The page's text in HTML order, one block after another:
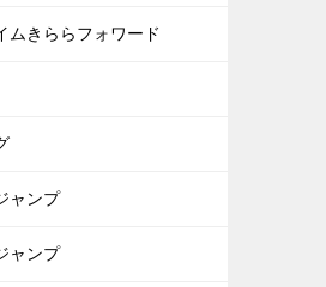
ムきららフォワード
ャンプ
ャンプ